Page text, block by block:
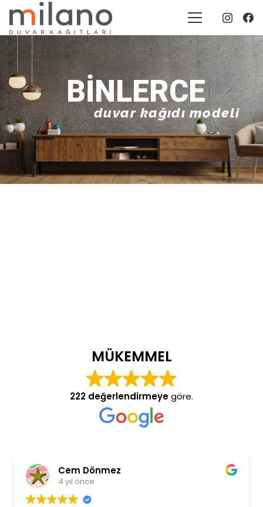
BINLERCE
duvar kağıdı modeli
MÜKEMMEL
222 değerlendirmeyegöre.
Cem Dönmez
4 yıl önce